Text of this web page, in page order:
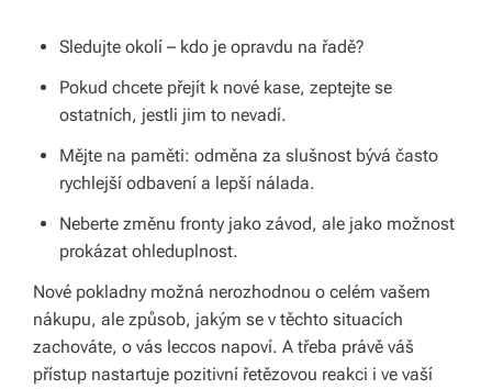
Sledujte okolí – kdo je opravdu na řadě?
Pokud chcete přejít k nové kase, zeptejte se
ostatních, jestli jim to nevadí.
Mějte na paměti: odměna za slušnost bývá často
rychlejší odbavení a lepší nálada.
Neberte změnu fronty jako závod, ale jako možnost
prokázat ohleduplnost.
Nové pokladny možná nerozhodnou o celém vašem
nákupu, ale způsob, jakým se v těchto situacích
zachováte, o vás leccos napoví. A třeba právě váš
přístup nastartuje pozitivní řetězovou reakci i ve vaší